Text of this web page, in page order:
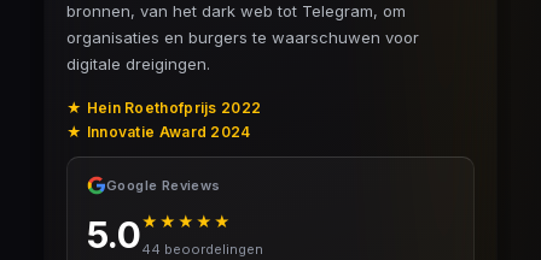
bronnen, van het dark web tot Telegram, om
organisaties en burgers te waarschuwen voor
digitale dreigingen.
★ Hein Roethofprijs 2022
★ Innovatie Award 2024
Google Reviews
5.0★★★★★
44 beoordelingen